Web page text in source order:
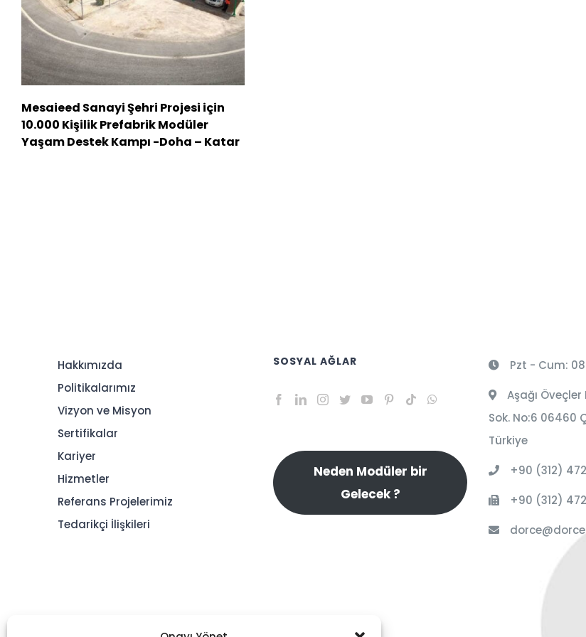
Mesaieed Sanayi Şehri Projesi için
10.000 Kişilik Prefabrik Modüler
Yaşam Destek Kampı -Doha – Katar
Hakkımızda
Politikalarımız
Vizyon ve Misyon
Sertifikalar
Kariyer
Hizmetler
Referans Projelerimiz
Tedarikçi İlişkileri
SOSYAL AĞLAR
Neden Modüler bir
Gelecek ?
Pzt - Cum:
Aşağı
Sok. No:6 06460
Türkiye
+90 (312)
+90 (312)